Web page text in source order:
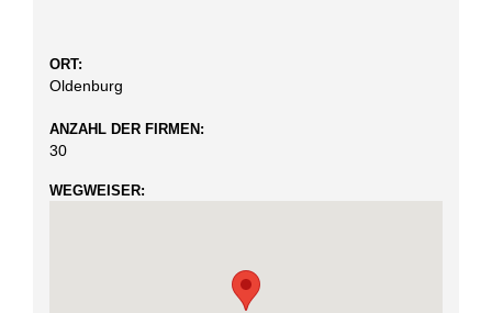
ORT:
Oldenburg
ANZAHL DER FIRMEN:
30
WEGWEISER: